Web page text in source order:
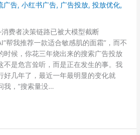
广告,小红书广告, 广告投放,投放优化,
费者决策链路已被大模型截断
帮我推荐一款适合敏感肌的面霜”，而不
时候，你花三年烧出来的搜索广告投放
不是危言耸听，而是正在发生的事。我
好几年了，最近一年最明显的变化就
我，”搜索量没…